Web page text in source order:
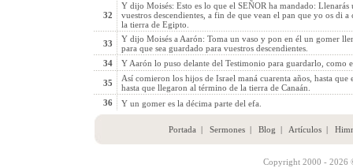
32
Y dijo Moisés: Esto es lo que el SEÑOR ha mandado: Llenarás
vuestros descendientes, a fin de que vean el pan que yo os di
la tierra de Egipto.
33
Y dijo Moisés a Aarón: Toma un vaso y pon en él un gomer
para que sea guardado para vuestros descendientes.
34
Y Aarón lo puso delante del Testimonio para guardarlo, como
35
Así comieron los hijos de Israel maná cuarenta años, hasta
hasta que llegaron al término de la tierra de Canaán.
36
Y un gomer es la décima parte del efa.
Portada | Sermones| Blog | Artículos|
Copyright 2000 - 2026